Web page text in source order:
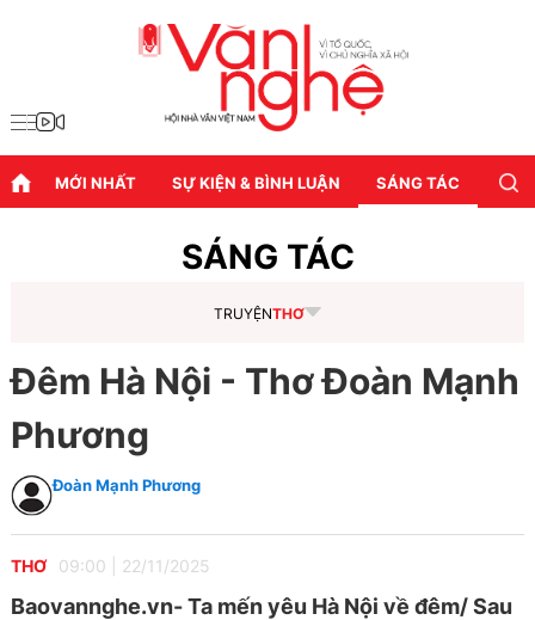
MỚI NHẤT SỰ KIỆN & BÌNH LUẬN SÁNG TÁC
SÁNG TÁC
TRUYỆNTHƠ
Đêm Hà Nội - Thơ Đoàn Mạnh
Phương
Đoàn Mạnh Phương
THƠ 09:00 22/11/2025
Baovannghe.vn- Ta mến yêu Hà Nội về đêm/ Sau